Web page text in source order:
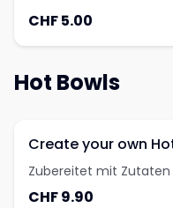
CHF 5.00
Hot Bowls
Create your own
Zubereitet mit Zutaten
CHF 9.90